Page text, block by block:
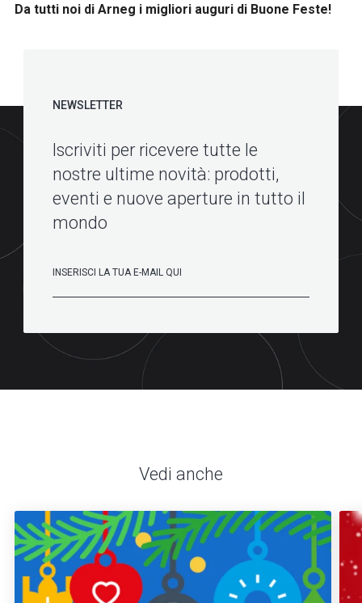
Da tutti noi di Arneg i migliori auguri di Buone Feste!
NEWSLETTER
Iscriviti per ricevere tutte le
nostre ultime novità: prodotti,
eventi e nuove aperture in tutto il
mondo
Vedi anche